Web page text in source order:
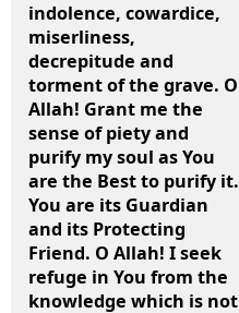
indolence, cowardice,
miserliness,
decrepitude and
torment of the grave. O
Allah! Grant me the
sense of piety and
purify my soul as You
are the Best to purify it.
You are its Guardian
and its Protecting
Friend. O Allah! I seek
refuge in You from the
knowledge which is not